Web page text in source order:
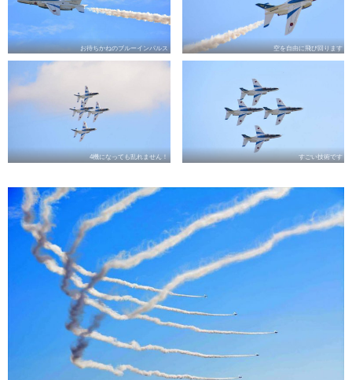
お待ちかねのブルーインパルス 空を自由に飛び回ります
4機になっても乱れません！ すごい技術です